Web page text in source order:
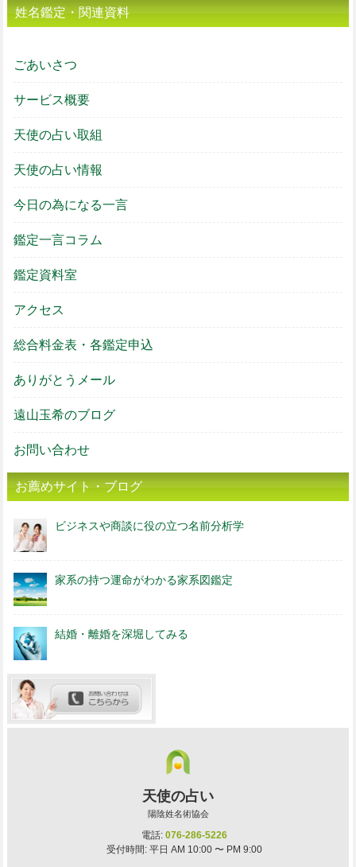
姓名鑑定・関連資料
ごあいさつ
サービス概要
天使の占い取組
天使の占い情報
今日の為になる一言
鑑定一言コラム
鑑定資料室
アクセス
総合料金表・各鑑定申込
ありがとうメール
遠山玉希のブログ
お問い合わせ
お薦めサイト・ブログ
ビジネスや商談に役の立つ名前分析学
家系の持つ運命がわかる家系図鑑定
結婚・離婚を深堀してみる
天使の占い
陽陰姓名術協会
電話:076-286-5226
受付時間: 平日 AM 10:00 〜 PM 9:00